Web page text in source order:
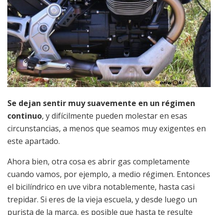
Se dejan sentir muy suavemente en un régimen
continuo, y difícilmente pueden molestar en esas
circunstancias, a menos que seamos muy exigentes en
este apartado.
Ahora bien, otra cosa es abrir gas completamente
cuando vamos, por ejemplo, a medio régimen. Entonces
el bicilíndrico en uve vibra notablemente, hasta casi
trepidar. Si eres de la vieja escuela, y desde luego un
purista de la marca, es posible que hasta te resulte